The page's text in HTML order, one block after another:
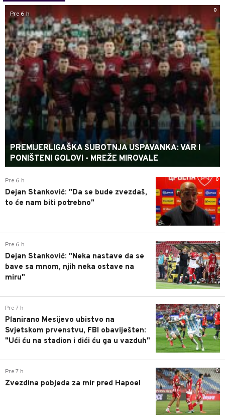
0
Pre 6 h
PREMIJERLIGAŠKA SUBOTNJA USPAVANKA: VAR I
PONIŠTENI GOLOVI - MREŽE MIROVALE
0
Pre 6 h
Dejan Stanković: "Da se bude zvezdaš,
to će nam biti potrebno"
0
Pre 6 h
Dejan Stanković: "Neka nastave da se
bave sa mnom, njih neka ostave na
miru"
0
Pre 7 h
Planirano Mesijevo ubistvo na
Svjetskom prvenstvu, FBI obaviješten:
"Ući ću na stadion i dići ću ga u vazduh"
0
Pre 7 h
Zvezdina pobjeda za mir pred Hapoel